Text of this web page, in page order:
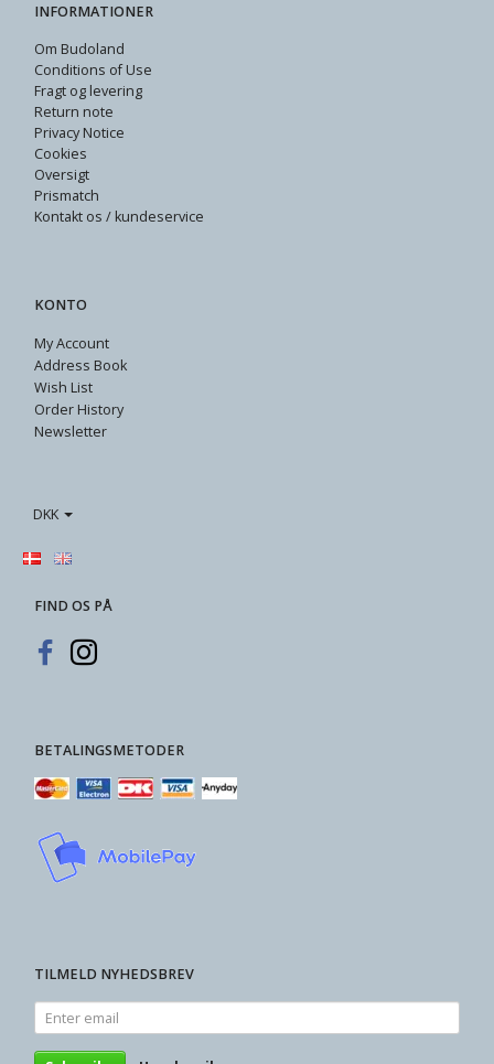
INFORMATIONER
Om Budoland
Conditions of Use
Fragt og levering
Return note
Privacy Notice
Cookies
Oversigt
Prismatch
Kontakt os / kundeservice
KONTO
My Account
Address Book
Wish List
Order History
Newsletter
DKK
FIND OS PÅ
BETALINGSMETODER
TILMELD NYHEDSBREV
Enter
email